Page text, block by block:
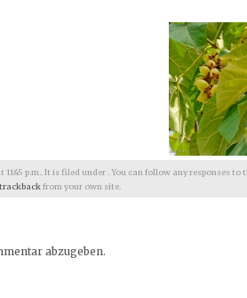
p.m.. It is filed under . You can follow any responses to
trackbackfrom your own site.
abzugeben.